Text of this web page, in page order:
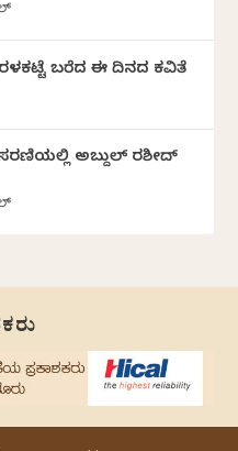
ಬರೆದ ಈ ದಿನದ ಕವಿತೆ
ಅಬ್ದುಲ್‌ ರಶೀದ್‌